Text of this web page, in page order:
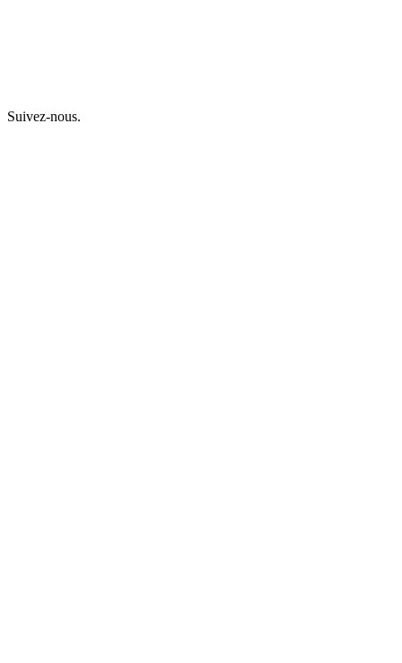
Suivez-nous.